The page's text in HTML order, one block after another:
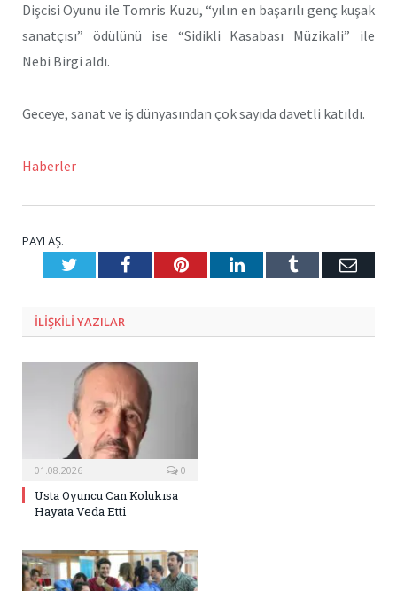
Dişcisi Oyunu ile Tomris Kuzu, “yılın en başarılı genç kuşak
sanatçısı” ödülünü ise “Sidikli Kasabası Müzikali” ile
Nebi Birgi aldı.
Geceye, sanat ve iş dünyasından çok sayıda davetli katıldı.
Haberler
PAYLAŞ.
TwitterFacebookPinterestLinkedInTumblr E-
ILIŞKILI YAZILAR
01.08.2026 0
Usta Oyuncu Can Kolukısa
Hayata Veda Etti